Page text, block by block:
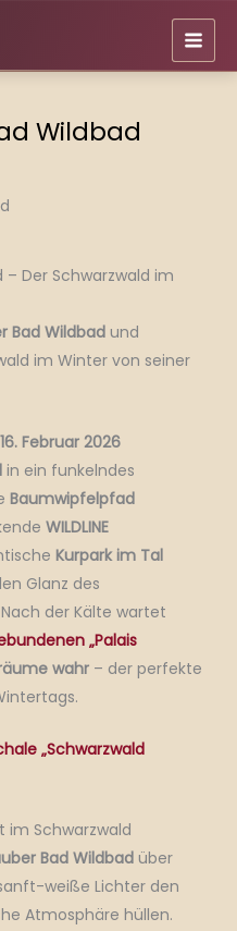
Wildbad
– Der Schwarzwald im
Bad Wildbadund
im Winter von seiner
Februar 2026
in ein funkelndes
Baumwipfelpfad
WILDLINE
Kurpark im Tal
Glanz des
der Kälte wartet
„Palais
wahr– der perfekte
„Schwarzwald
im Schwarzwald
Bad Wildbadüber
weiße Lichter den
Atmosphäre hüllen.